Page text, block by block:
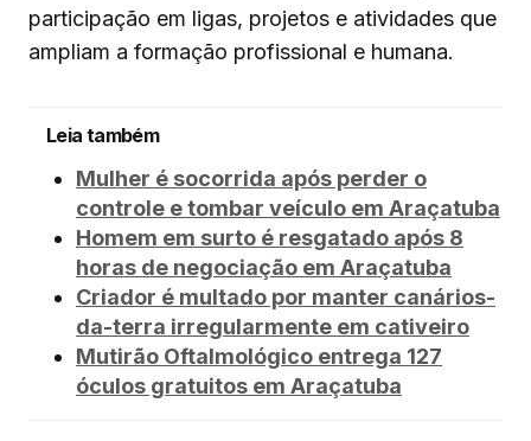
participação em ligas, projetos e atividades que
ampliam a formação profissional e humana.
Leia também
Mulher é socorrida após perder o
controle e tombar veículo em Araçatuba
Homem em surto é resgatado após 8
horas de negociação em Araçatuba
Criador é multado por manter canários-
da-terra irregularmente em cativeiro
Mutirão Oftalmológico entrega 127
óculos gratuitos em Araçatuba